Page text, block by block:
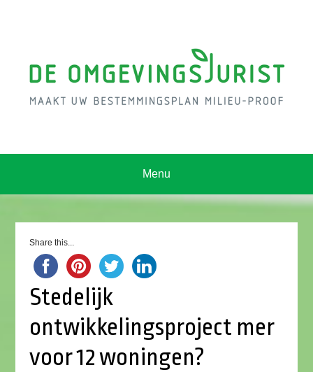
Menu
Share this...
Stedelijk
ontwikkelingsproject mer
voor 12 woningen?